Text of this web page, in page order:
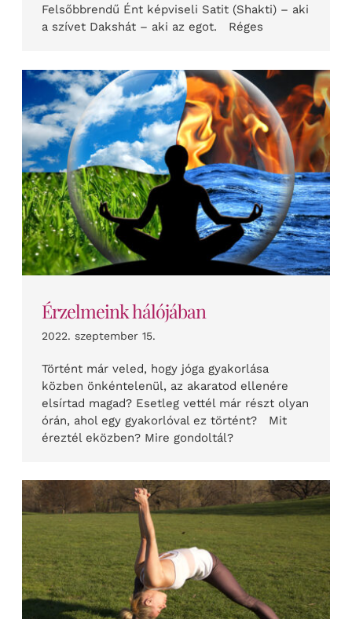
Felsőbbrendű Ént képviseli Satit (Shakti) – aki
a szívet Dakshát – aki az egot. Réges
Érzelmeink hálójában
2022. szeptember 15.
Történt már veled, hogy jóga gyakorlása
közben önkéntelenül, az akaratod ellenére
elsírtad magad? Esetleg vettél már részt olyan
órán, ahol egy gyakorlóval ez történt? Mit
éreztél eközben? Mire gondoltál?